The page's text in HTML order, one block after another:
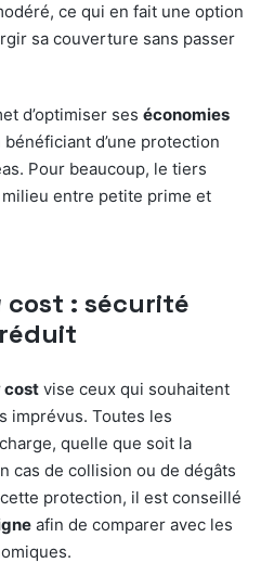
ce qui en fait une option
sa couverture sans passer
d’optimiser ses économies
d’une protection
Pour beaucoup, le tiers
entre petite prime et
cost : sécurité
cost vise ceux qui souhaitent
imprévus. Toutes les
quelle que soit la
cas de collision ou de dégâts
protection, il est conseillé
afin de comparer avec les